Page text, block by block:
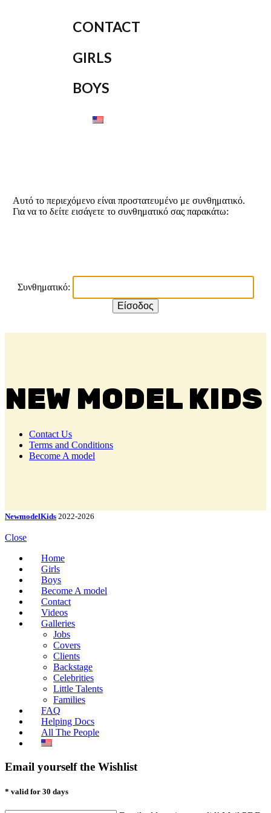
CONTACT
GIRLS
BOYS
Αυτό το περιεχόμενο είναι προστατευμένο με συνθηματικό.
Για να το δείτε εισάγετε το συνθηματικό σας παρακάτω:
Συνθηματικό:
NEW MODEL KIDS
Contact Us
Terms and Conditions
Become A model
NewmodelKids 2022-2026
Close
Home
Girls
Boys
Become A model
Contact
Videos
Galleries
Jobs
Covers
Clients
Backstage
Celebrities
Little Talents
Families
FAQ
Helping Docs
All The People
Email yourself the Wishlist
* valid for 30 days